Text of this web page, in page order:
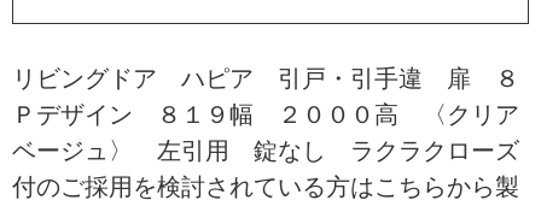
リビングドア ハピア 引戸・引手違 扉 ８
Ｐデザイン ８１９幅 ２０００高 〈クリア
ベージュ〉 左引用 錠なし ラクラクローズ
付のご採用を検討されている方はこちらから製